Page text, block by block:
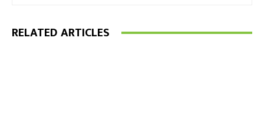
RELATED ARTICLES